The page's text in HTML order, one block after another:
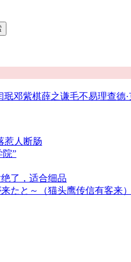
珉邓紫棋薛之谦毛不易理查德
惹人断肠
院”
了，适合细品
たと～（猫头鹰传信有客来